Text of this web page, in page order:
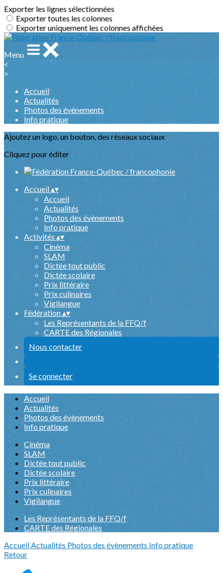
Exporter les lignes sélectionnées
Exporter toutes les colonnes
Exporter uniquement les colonnes affichées
Menu
<
>
Accueil
Actualités
Photos des évènements
Info pratique
Ajoutez un logo, un bouton, des réseaux sociaux
Cliquez pour éditer
Accueil▴▾
Accueil
Actualités
Photos des évènements
Info pratique
Activités▴▾
Cinéma
SLAM
Dictée tout public
Dictée scolaire
Prix littéraire
Prix culinaires
Vigilangue
Fédération▴▾
Les Représentants de la FFQ/f
CARTE des Régionales
Nous contacter
Se connecter
Accueil
Actualités
Photos des évènements
Info pratique
Cinéma
SLAM
Dictée tout public
Dictée scolaire
Prix littéraire
Prix culinaires
Vigilangue
Les Représentants de la FFQ/f
CARTE des Régionales
AccueilActualités Photos des évènements Info pratique
Retour